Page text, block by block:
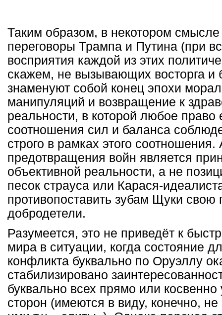
Таким образом, в некотором
переговоры Трампа и Путина (при
восприятия каждой из этих
скажем, не вызывающих восторга и
знаменуют собой конец эпохи
манипуляций и возвращение к
реальности, в которой любое право
соотношения сил и баланса
строго в рамках этого
предотвращения войн является
объективной реальности, а не
песок страуса или Карася-
противопоставить зубам Щуки свою
добродетели.
Разумеется, это не приведёт к
мира в ситуации, когда состояние
конфликта буквально по Оруэллу
стабилизировано
буквально всех прямо или
сторон (имеются в виду, конечно,